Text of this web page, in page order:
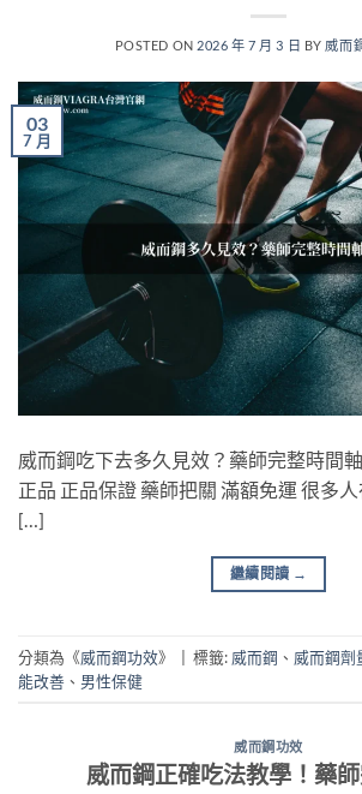
POSTED ON 2026 年 7 月 3 日 BY 威而
03
7 月
威而鋼吃下去多久見效？藥師完整時間
正品 正品保證 藥師把關 滿額免運 很多
[…]
繼續閱讀 →
分類為《威而鋼功效》 | 標籤: 威而鋼 、 威而鋼劑
能改善 、 男性保健
威而鋼功效
威而鋼正確吃法教學！藥